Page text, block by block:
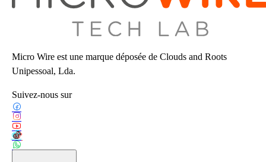
Micro Wire est une marque déposée de Clouds and Roots
Unipessoal, Lda.
Suivez-nous sur